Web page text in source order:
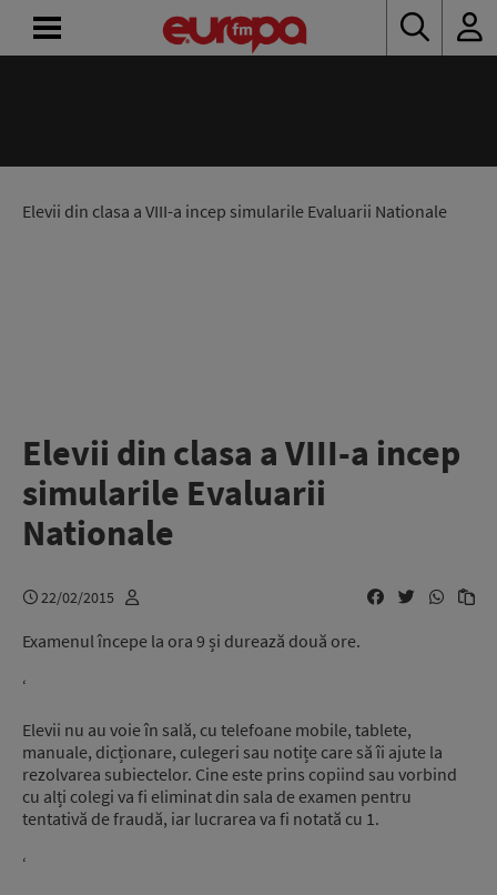
Elevii din clasa a VIII-a incep simularile Evaluarii Nationale
Elevii din clasa a VIII-a incep
simularile Evaluarii
Nationale
22/02/2015
Examenul începe la ora 9 și durează două ore.
‘
Elevii nu au voie în sală, cu telefoane mobile, tablete,
manuale, dicționare, culegeri sau notițe care să îi ajute la
rezolvarea subiectelor. Cine este prins copiind sau vorbind
cu alți colegi va fi eliminat din sala de examen pentru
tentativă de fraudă, iar lucrarea va fi notată cu 1.
‘
RADIO